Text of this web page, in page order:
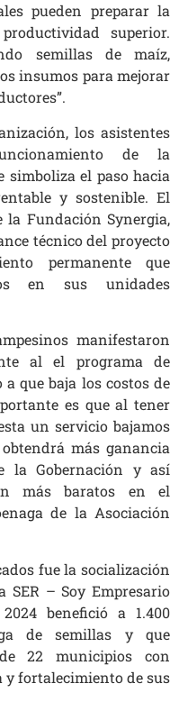
pueden preparar la
superior.
semillas de maíz,
insumos para mejorar
los asistentes
de la
simboliza el paso hacia
y sostenible. El
la Fundación Synergia,
técnico del proyecto
permanente que
en sus unidades
manifestaron
al el programa de
que baja los costos de
es que al tener
un servicio bajamos
más ganancia
la Gobernación y así
más baratos en el
de la Asociación
fue la socialización
SER – Soy Empresario
benefició a 1.400
de semillas y que
22 municipios con
fortalecimiento de sus